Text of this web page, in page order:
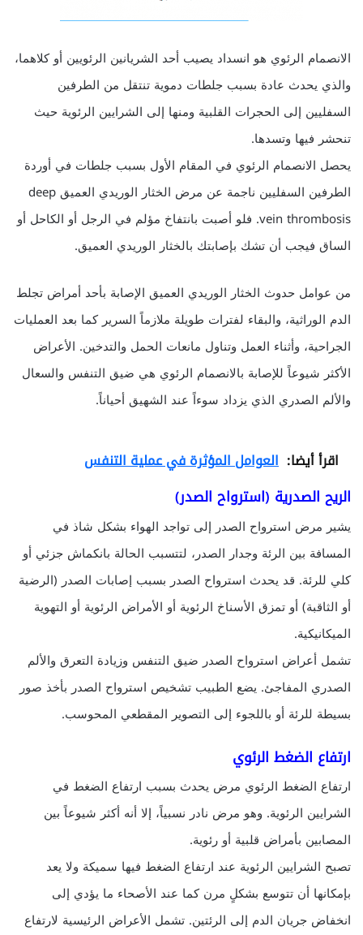
الانصمام الرئوي هو انسداد يصيب أحد الشريانين الرئويين أو كلاهما،
والذي يحدث عادة بسبب جلطات دموية تنتقل من الطرفين
السفليين إلى الحجرات القلبية ومنها إلى الشرايين الرئوية حيث
تنحشر فيها وتسدها.
يحصل الانصمام الرئوي في المقام الأول بسبب جلطات في أوردة
الطرفين السفليين ناجمة عن مرض الخثار الوريدي العميق deep
vein thrombosis. فلو أصبت بانتفاخ مؤلم في الرجل أو الكاحل أو
الساق فيجب أن تشك بإصابتك بالخثار الوريدي العميق.
من عوامل حدوث الخثار الوريدي العميق الإصابة بأحد أمراض تجلط
الدم الوراثية، والبقاء لفترات طويلة ملازماً السرير كما بعد العمليات
الجراحية، وأثناء العمل وتناول مانعات الحمل والتدخين. الأعراض
الأكثر شيوعاً للإصابة بالانصمام الرئوي هي ضيق التنفس والسعال
والألم الصدري الذي يزداد سوءاً عند الشهيق أحياناً.
اقرأ أيضا: العوامل المؤثرة في عملية التنفس
الريح الصدرية (استرواح الصدر)
يشير مرض استرواح الصدر إلى تواجد الهواء بشكل شاذ في
المسافة بين الرئة وجدار الصدر، لتتسبب الحالة بانكماش جزئي أو
كلي للرئة. قد يحدث استرواح الصدر بسبب إصابات الصدر (الرضية
أو الثاقبة) أو تمزق الأسناخ الرئوية أو الأمراض الرئوية أو التهوية
الميكانيكية.
تشمل أعراض استرواح الصدر ضيق التنفس وزيادة التعرق والألم
الصدري المفاجئ. يضع الطبيب تشخيص استرواح الصدر بأخذ صور
بسيطة للرئة أو باللجوء إلى التصوير المقطعي المحوسب.
ارتفاع الضغط الرئوي
ارتفاع الضغط الرئوي مرض يحدث بسبب ارتفاع الضغط في
الشرايين الرئوية. وهو مرض نادر نسبياً، إلا أنه أكثر شيوعاً بين
المصابين بأمراض قلبية أو رئوية.
تصبح الشرايين الرئوية عند ارتفاع الضغط فيها سميكة ولا يعد
بإمكانها أن تتوسع بشكلٍ مرن كما عند الأصحاء ما يؤدي إلى
انخفاض جريان الدم إلى الرئتين. تشمل الأعراض الرئيسية لارتفاع